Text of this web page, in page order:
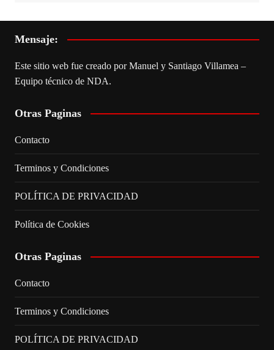
Mensaje:
Este sitio web fue creado por Manuel y Santiago Villamea –
Equipo técnico de NDA.
Otras Paginas
Contacto
Terminos y Condiciones
POLÍTICA DE PRIVACIDAD
Política de Cookies
Otras Paginas
Contacto
Terminos y Condiciones
POLÍTICA DE PRIVACIDAD